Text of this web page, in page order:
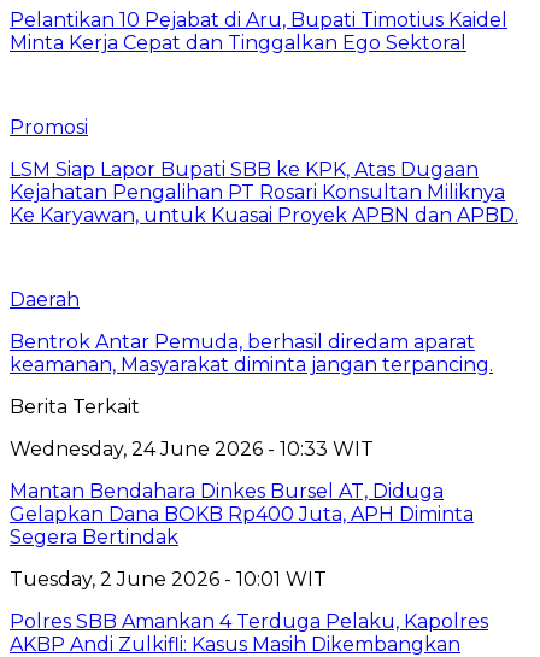
Pelantikan 10 Pejabat di Aru, Bupati Timotius Kaidel
Minta Kerja Cepat dan Tinggalkan Ego Sektoral
Promosi
LSM Siap Lapor Bupati SBB ke KPK, Atas Dugaan
Kejahatan Pengalihan PT Rosari Konsultan Miliknya
Ke Karyawan, untuk Kuasai Proyek APBN dan APBD.
Daerah
Bentrok Antar Pemuda, berhasil diredam aparat
keamanan, Masyarakat diminta jangan terpancing.
Berita Terkait
Wednesday, 24 June 2026 - 10:33 WIT
Mantan Bendahara Dinkes Bursel AT, Diduga
Gelapkan Dana BOKB Rp400 Juta, APH Diminta
Segera Bertindak
Tuesday, 2 June 2026 - 10:01 WIT
Polres SBB Amankan 4 Terduga Pelaku, Kapolres
AKBP Andi Zulkifli: Kasus Masih Dikembangkan